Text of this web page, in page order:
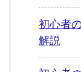
初心者
解説